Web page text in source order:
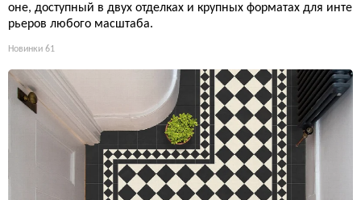
оне, доступный в двух отделках и крупных форматах для инте
рьеров любого масштаба.
Новинки 61